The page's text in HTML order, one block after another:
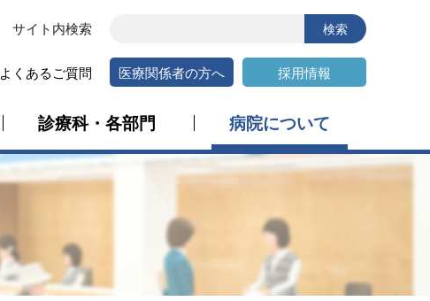
サイト内検索
診療科・各部門 病院について
よくあるご質問 医療関係者の方へ 採用情報